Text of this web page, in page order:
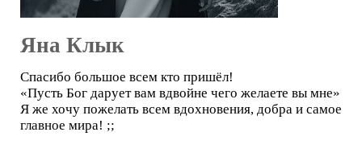
Яна Клык
Спасибо большое всем кто пришёл!
«Пусть Бог дарует вам вдвойне чего желаете вы мне»
Я же хочу пожелать всем вдохновения, добра и самое
главное мира! ;;